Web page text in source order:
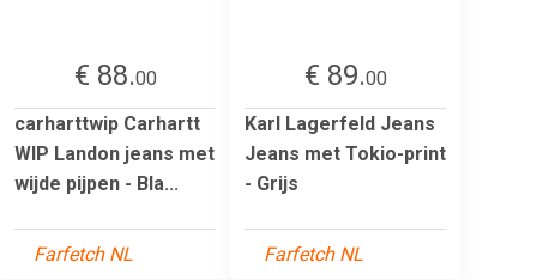
€ 88.00
carharttwip Carhartt
WIP Landon jeans met
wijde pijpen - Bla...
Farfetch NL
€ 89.00
Karl Lagerfeld Jeans
Jeans met Tokio-print
- Grijs
Farfetch NL